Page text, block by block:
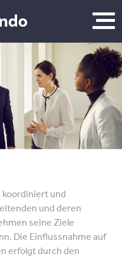
und
und deren
seine Ziele
Die Einflussnahme auf
erfolgt durch den